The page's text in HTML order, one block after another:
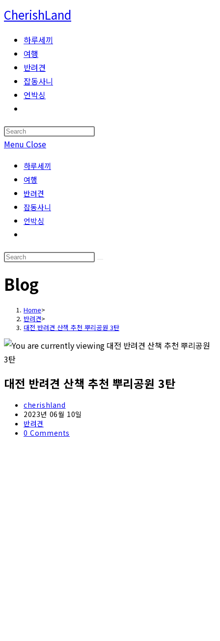
Skip
to
content
CherishLand
하루세끼
여행
반려견
잡동사니
언박싱
search
Press
Menu Close
하루세끼
여행
반려견
잡동사니
언박싱
search
Search
website
Blog
Home>
반려견>
대전 반려견 산책 추천 뿌리공원 3탄
대전 반려견 산책 추천 뿌리공원 3탄
Post
author:
cherishland
Post
published:
2023년 06월 10일
Post
category:
반려견
Post
0 Comments